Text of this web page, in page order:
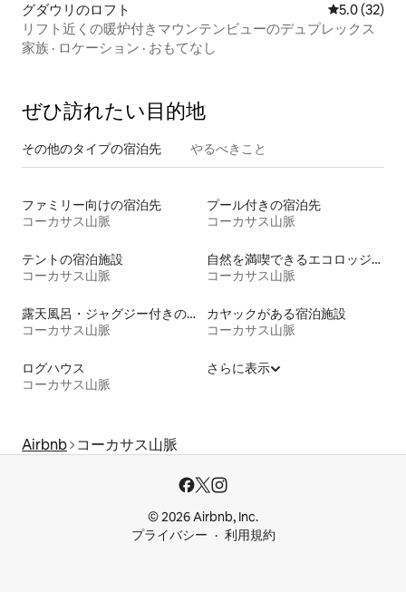
グダウリのロフト レビュー32
5.0 (32)
リフト近くの暖炉付きマウンテンビューのデュプレックス
家族 · ロケーション · おもてなし
ぜひ訪⁠れ⁠た⁠い目⁠的⁠地
その他のタ⁠イ⁠プ⁠の宿⁠泊⁠先 やるべきこと
ファミリー向けの宿泊先
コーカサス山脈
プール付きの宿泊先
コーカサス山脈
テントの宿泊施設
コーカサス山脈
自然を満喫できるエコロッジの宿泊施設
コーカサス山脈
露天風呂・ジャグジー付きの宿泊施設
コーカサス山脈
カヤックがある宿泊施設
コーカサス山脈
ログハウス
コーカサス山脈
さらに表示
Airbnb コーカサス山脈
© 2026 Airbnb, Inc.
プライバシー
利用規約